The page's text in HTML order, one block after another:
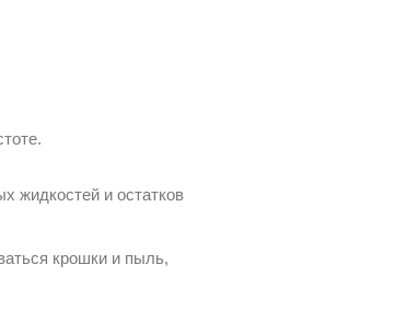
жидкостей и остатков
крошки и пыль,